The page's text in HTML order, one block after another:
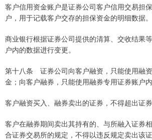
客户信用资金账户是证券公司客户信用交易担
户，用于记载客户交存的担保资金的明细数据。
商业银行根据证券公司提供的清算、交收结果
户内的数据进行变更。
第十八条 证券公司向客户融资，只能使用融
金；向客户融券，只能使用融券专用证券账户内
客户融资买入、融券卖出的证券，不得超出证
客户在融券期间卖出其持有的、与所融入证券
合证券交易所的规定，不得以违反规定卖出该